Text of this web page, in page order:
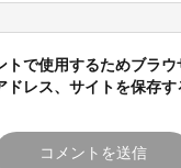
トで使用するためブラウ
ドレス、サイトを保存す